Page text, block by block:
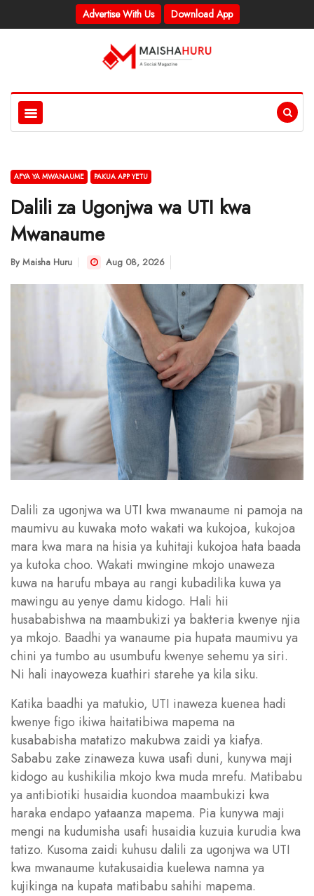
Advertise With Us Download App
AFYA YA MWANAUME PAKUA APP YETU
Dalili za Ugonjwa wa UTI kwa
Mwanaume
By Maisha Huru Aug 08, 2026
Dalili za ugonjwa wa UTI kwa mwanaume ni pamoja na
maumivu au kuwaka moto wakati wa kukojoa, kukojoa
mara kwa mara na hisia ya kuhitaji kukojoa hata baada
ya kutoka choo. Wakati mwingine mkojo unaweza
kuwa na harufu mbaya au rangi kubadilika kuwa ya
mawingu au yenye damu kidogo. Hali hii
husababishwa na maambukizi ya bakteria kwenye njia
ya mkojo. Baadhi ya wanaume pia hupata maumivu ya
chini ya tumbo au usumbufu kwenye sehemu ya siri.
Ni hali inayoweza kuathiri starehe ya kila siku.
Katika baadhi ya matukio, UTI inaweza kuenea hadi
kwenye figo ikiwa haitatibiwa mapema na
kusababisha matatizo makubwa zaidi ya kiafya.
Sababu zake zinaweza kuwa usafi duni, kunywa maji
kidogo au kushikilia mkojo kwa muda mrefu. Matibabu
ya antibiotiki husaidia kuondoa maambukizi kwa
haraka endapo yataanza mapema. Pia kunywa maji
mengi na kudumisha usafi husaidia kuzuia kurudia kwa
tatizo. Kusoma zaidi kuhusu dalili za ugonjwa wa UTI
kwa mwanaume kutakusaidia kuelewa namna ya
kujikinga na kupata matibabu sahihi mapema.